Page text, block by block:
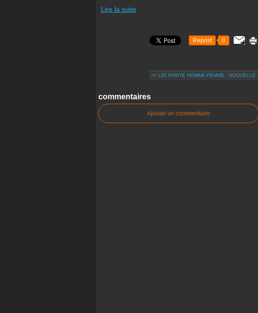
Lire la suite
Repost 0
<< LOI PARITÉ HOMME-FEMME : NOUVELLE...
commentaires
Ajouter un commentaire